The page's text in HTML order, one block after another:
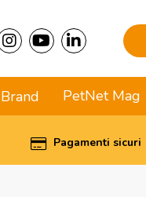
Brand PetNet Mag
Pagamenti sicuri